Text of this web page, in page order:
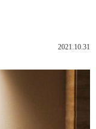
2021.10.31